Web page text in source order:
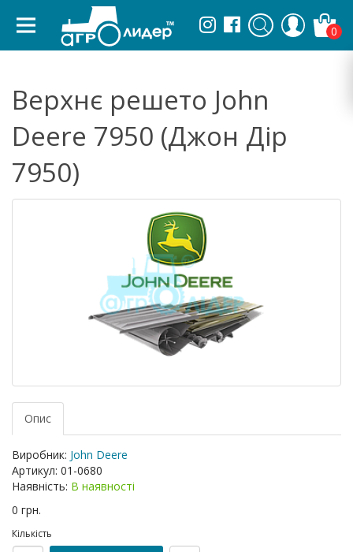
0
Верхнє решето John
Deere 7950 (Джон Дір
7950)
Опис
Виробник: John Deere
Артикул: 01-0680
Наявність: В наявності
0 грн.
Кількість